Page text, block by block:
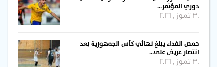
دوري المؤتمر…
30 تموز , 2026
حمص الفداء يبلغ نهائي كأس الجمهورية بعد
انتصار عريض على…
30 تموز , 2026